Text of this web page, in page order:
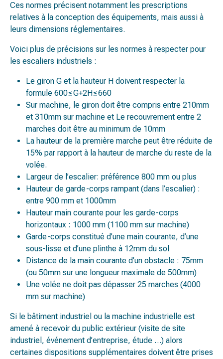
Ces normes précisent notamment les prescriptions
relatives à la conception des équipements, mais aussi à
leurs dimensions réglementaires.
Voici plus de précisions sur les normes à respecter pour
les escaliers industriels :
Le giron G et la hauteur H doivent respecter la
formule 600≤G+2H≤660
Sur machine, le giron doit être compris entre 210mm
et 310mm sur machine et Le recouvrement entre 2
marches doit être au minimum de 10mm
La hauteur de la première marche peut être réduite de
15% par rapport à la hauteur de marche du reste de la
volée.
Largeur de l’escalier: préférence 800 mm ou plus
Hauteur de garde-corps rampant (dans l’escalier) :
entre 900 mm et 1000mm
Hauteur main courante pour les garde-corps
horizontaux : 1000 mm (1100 mm sur machine)
Garde-corps constitué d’une main courante, d’une
sous-lisse et d’une plinthe à 12mm du sol
Distance de la main courante d’un obstacle : 75mm
(ou 50mm sur une longueur maximale de 500mm)
Une volée ne doit pas dépasser 25 marches (4000
mm sur machine)
Si le bâtiment industriel ou la machine industrielle est
amené à recevoir du public extérieur (visite de site
industriel, événement d’entreprise, étude …) alors
certaines dispositions supplémentaires doivent être prises